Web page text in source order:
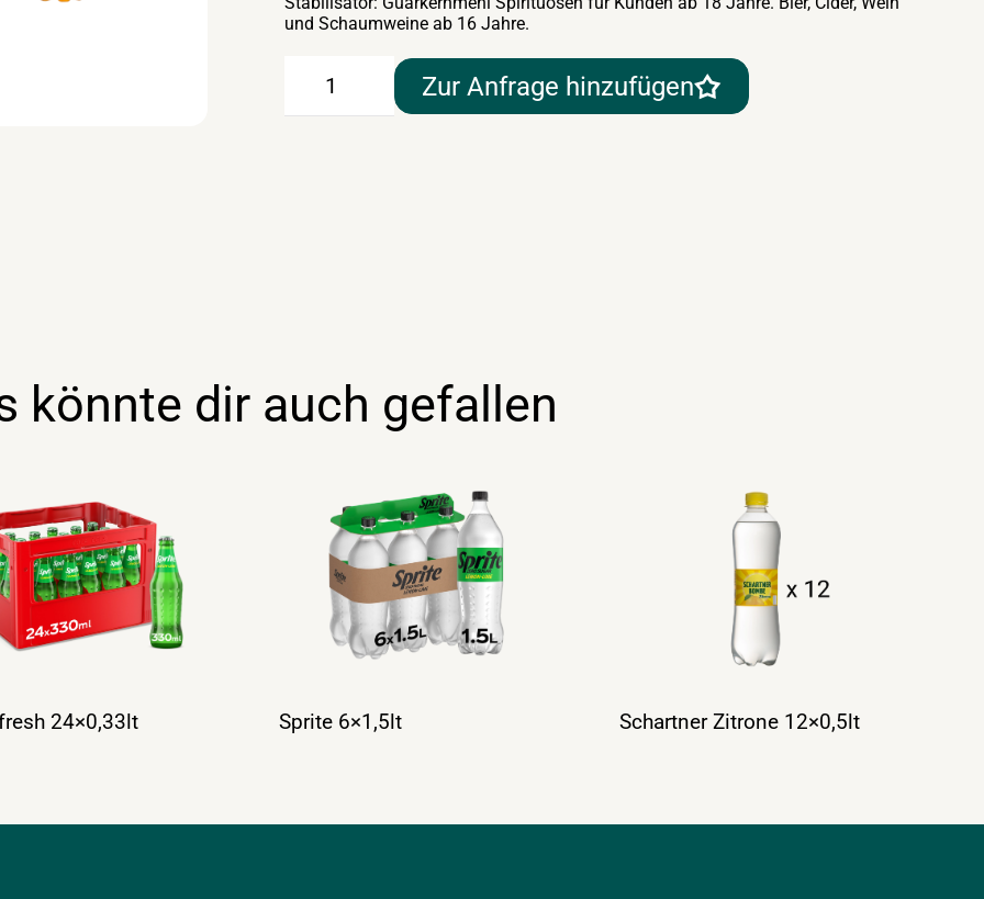
und Schaumweine ab 16 Jahre.
24×0,5lt
Zur Anfrage hinzufügen
könnte dir auch gefallen
24×0,33lt Sprite 6×1,5lt Schartner Zitrone 12×0,5lt